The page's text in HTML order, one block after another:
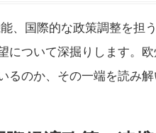
、国際的な政策調整を担
について深掘りします。
のか、その一端を読み解